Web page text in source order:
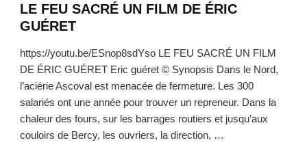
LE FEU SACRÉ UN FILM DE ÉRIC
GUÉRET
https://youtu.be/ESnop8sdYso LE FEU SACRÉ UN FILM
DE ÉRIC GUÉRET Eric guéret © Synopsis Dans le Nord,
l’aciérie Ascoval est menacée de fermeture. Les 300
salariés ont une année pour trouver un repreneur. Dans la
chaleur des fours, sur les barrages routiers et jusqu’aux
couloirs de Bercy, les ouvriers, la direction, …